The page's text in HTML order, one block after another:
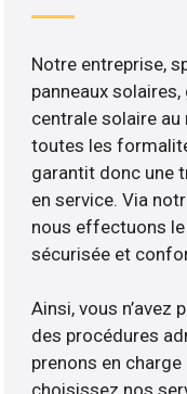
Notre entreprise,
panneaux
centrale solaire au
toutes les
garantit donc une
en service. Via
nous effectuons
sécurisée et
Ainsi, vous n’avez
des procédures
prenons en